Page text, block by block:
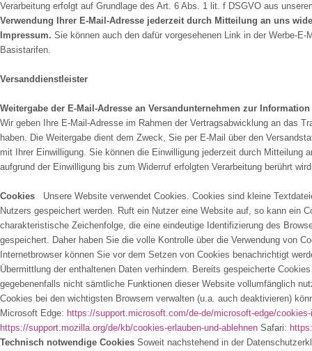
Verarbeitung erfolgt auf Grundlage des Art. 6 Abs. 1 lit. f DSGVO aus
Verwendung Ihrer E-Mail-Adresse jederzeit durch Mitteilung an uns
Impressum. Sie können auch den dafür vorgesehenen Link in der Werbe-
Basistarifen.
Versanddienstleister
Weitergabe der E-Mail-Adresse an Versandunternehmen zur
Wir geben Ihre E-Mail-Adresse im Rahmen der Vertragsabwicklung an das
haben. Die Weitergabe dient dem Zweck, Sie per E-Mail über den
mit Ihrer Einwilligung. Sie können die Einwilligung jederzeit durch Mitteilung
aufgrund der Einwilligung bis zum Widerruf erfolgten Verarbeitung berührt
Cookies Unsere Website verwendet Cookies. Cookies sind kleine
Nutzers gespeichert werden. Ruft ein Nutzer eine Website auf, so kann ein
charakteristische Zeichenfolge, die eine eindeutige Identifizierung des
gespeichert. Daher haben Sie die volle Kontrolle über die Verwendung von
Internetbrowser können Sie vor dem Setzen von Cookies benachrichtigt
Übermittlung der enthaltenen Daten verhindern. Bereits gespeicherte
gegebenenfalls nicht sämtliche Funktionen dieser Website vollumfänglich
Cookies bei den wichtigsten Browsern verwalten (u.a. auch deaktivieren)
Microsoft Edge: https://support.microsoft.com/de-de/microsoft-edge/
https://support.mozilla.org/de/kb/cookies-erlauben-und-ablehnen Safari:
Technisch notwendige Cookies Soweit nachstehend in der